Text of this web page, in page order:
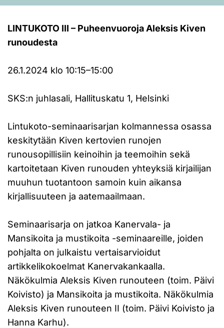
LINTUKOTO III – Puheenvuoroja Aleksis Kiven
runoudesta
26.1.2024 klo 10:15–15:00
SKS:n juhlasali, Hallituskatu 1, Helsinki
Lintukoto-seminaarisarjan kolmannessa osassa
keskitytään Kiven kertovien runojen
runousopillisiin keinoihin ja teemoihin sekä
kartoitetaan Kiven runouden yhteyksiä kirjailijan
muuhun tuotantoon samoin kuin aikansa
kirjallisuuteen ja aatemaailmaan.
Seminaarisarja on jatkoa Kanervala- ja
Mansikoita ja mustikoita -seminaareille, joiden
pohjalta on julkaistu vertaisarvioidut
artikkelikokoelmat Kanervakankaalla.
Näkökulmia Aleksis Kiven runouteen (toim. Päivi
Koivisto) ja Mansikoita ja mustikoita. Näkökulmia
Aleksis Kiven runouteen II (toim. Päivi Koivisto ja
Hanna Karhu).